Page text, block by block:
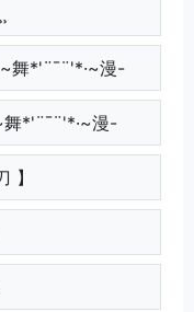
舞*'¨¯¨'*·~漫-
*'¨¯¨'*·~漫-
】